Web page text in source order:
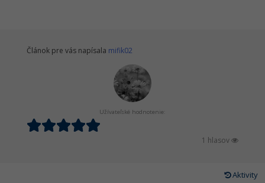
Článok pre vás napísala mifik02
Užívateľské hodnotenie:
1 hlasov
Aktivity